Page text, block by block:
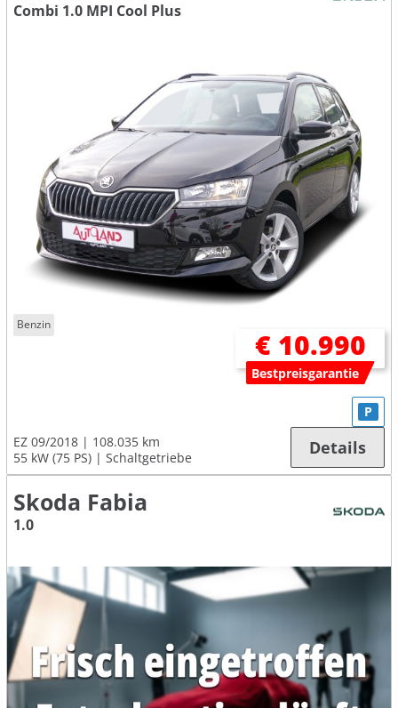
Combi 1.0 MPI Cool Plus
Benzin
€ 10.990
Bestpreisgarantie
EZ 09/2018
108.035 km
55 kW (75 PS)
Schaltgetriebe
P
Details
Skoda Fabia
1.0